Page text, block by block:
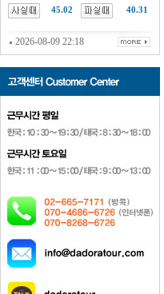
45.02 40.31
2026-08-09 22:18